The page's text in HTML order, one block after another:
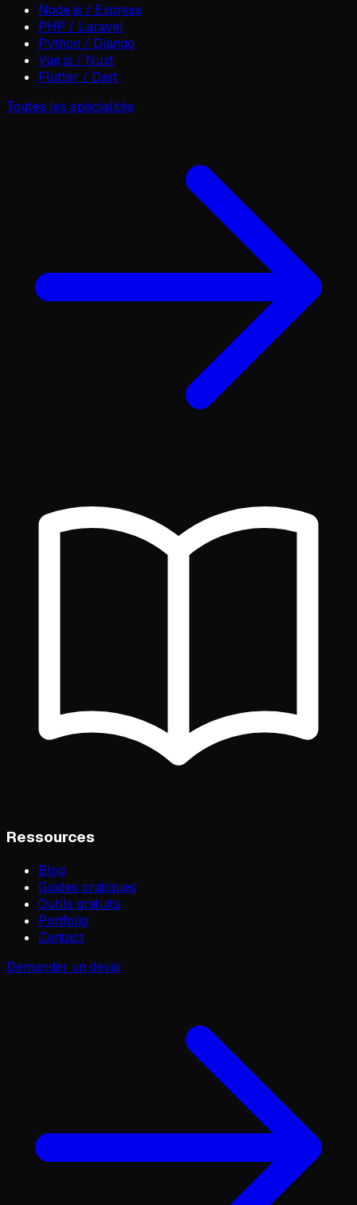
Node.js / Express
PHP / Laravel
Python / Django
Vue.js / Nuxt
Flutter / Dart
Toutes les spécialités
Ressources
Blog
Guides pratiques
Outils gratuits
Portfolio
Contact
Demander un devis